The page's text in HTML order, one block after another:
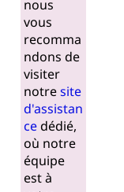
nous
vous
recomma
ndons de
visiter
notresite
d'assistan
cedédié,
où notre
équipe
est à